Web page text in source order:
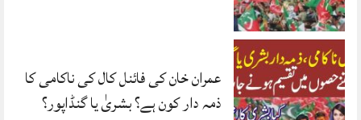
عمران خان کی فائنل کال کی ناکامی کا
ذمہ دار کون ہے؟ بشریٰ یا گنڈاپور؟